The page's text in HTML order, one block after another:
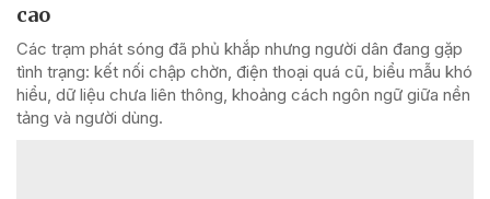
cao
Các trạm phát sóng đã phủ khắp nhưng người dân đang gặp
tình trạng: kết nối chập chờn, điện thoại quá cũ, biểu mẫu khó
hiểu, dữ liệu chưa liên thông, khoảng cách ngôn ngữ giữa nền
tảng và người dùng.